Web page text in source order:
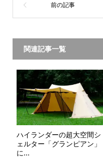
関連記事一覧
ハイランダーの超大空間シ
ェルター「グランピアン」
に...